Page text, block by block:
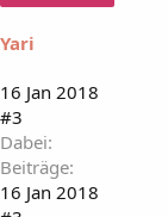
Yari
16 Jan 2018
#3
Dabei
Beiträge
16 Jan 2018